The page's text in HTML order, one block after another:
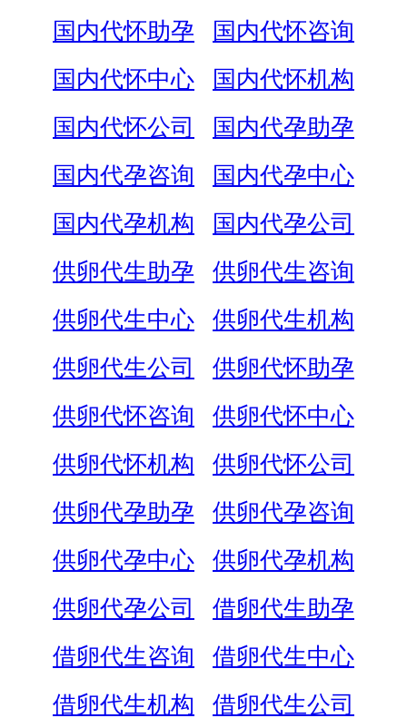
国内代怀助孕
国内代怀咨询
国内代怀中心
国内代怀机构
国内代怀公司
国内代孕助孕
国内代孕咨询
国内代孕中心
国内代孕机构
国内代孕公司
供卵代生助孕
供卵代生咨询
供卵代生中心
供卵代生机构
供卵代生公司
供卵代怀助孕
供卵代怀咨询
供卵代怀中心
供卵代怀机构
供卵代怀公司
供卵代孕助孕
供卵代孕咨询
供卵代孕中心
供卵代孕机构
供卵代孕公司
借卵代生助孕
借卵代生咨询
借卵代生中心
借卵代生机构
借卵代生公司